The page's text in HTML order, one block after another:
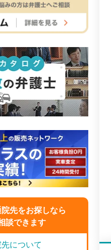
先をお探しなら
談できます
について